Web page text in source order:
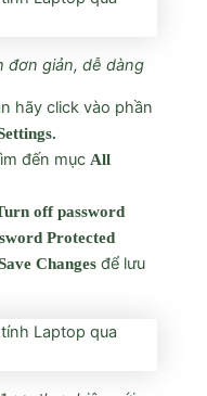
đơn giản, dễ dàng
hãy click vào phần
đến mục All
off password
Protected
Changesđể lưu